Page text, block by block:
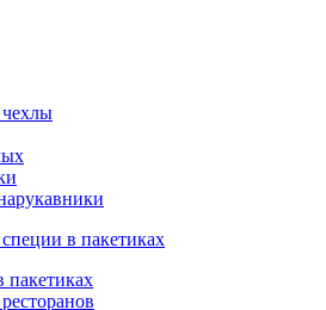
в пакетиках
пакетиках